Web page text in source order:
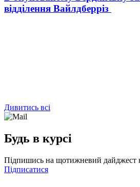
відділення Вайлдберріз
Дивитись всі
Будь в курсі
Підпишись на щотижневий дайджест
Підписатися